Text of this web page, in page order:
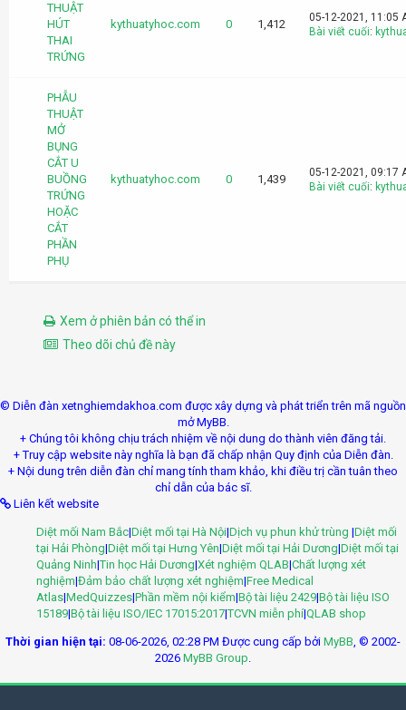
THUẬT
HÚT
THAI
TRỨNG
kythuatyhoc.com 0 1,412
05-12-2021, 11:05
Bài viết cuối:
PHẪU
THUẬT
MỞ
BỤNG
CẮT U
BUỒNG
TRỨNG
HOẶC
CẮT
PHẦN
PHỤ
kythuatyhoc.com 0 1,439
05-12-2021, 09:17
Bài viết cuối:
Xem ở phiên bản có thể in
Theo dõi chủ đề này
© Diễn đàn xetnghiemdakhoa.com được xây dựng và phát triển trên mã nguồn
mở MyBB.
+ Chúng tôi không chịu trách nhiệm về nội dung do thành viên đăng tải.
+ Truy cập website này nghĩa là bạn đã chấp nhận Quy định của Diễn đàn.
+ Nội dung trên diễn đàn chỉ mang tính tham khảo, khi điều trị cần tuân theo
chỉ dẫn của bác sĩ.
Liên kết website
Diệt mối Nam Bắc|Diệt mối tại Hà Nội|Dịch vụ phun khử trùng |Diệt mối
tại Hải Phòng|Diệt mối tại Hưng Yên|Diệt mối tại Hải Dương|Diệt mối tại
Quảng Ninh|Tin học Hải Dương|Xét nghiệm QLAB|Chất lượng xét
nghiệm|Đảm bảo chất lượng xét nghiệm|Free Medical
Atlas|MedQuizzes|Phần mềm nội kiểm|Bộ tài liệu 2429|Bộ tài liệu ISO
15189|Bộ tài liệu ISO/IEC 17015:2017|TCVN miễn phí|QLAB shop
Thời gian hiện tại: 08-06-2026, 02:28 PM Được cung cấp bởi MyBB, © 2002-
2026 MyBB Group.